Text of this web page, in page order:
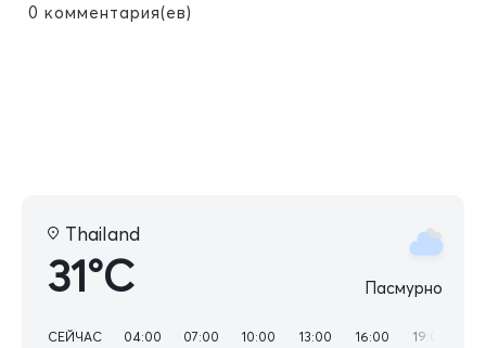
0 комментария(ев)
Thailand
31°C Пасмурно
СЕЙЧАС 04:00 07:00 10:00 13:00 16:00 19:00